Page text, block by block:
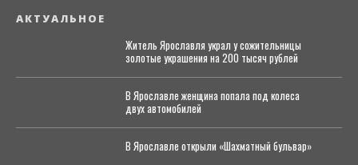
АКТУАЛЬНОЕ
Житель Ярославля украл у сожительницы
золотые украшения на 200 тысяч рублей
В Ярославле женщина попала под колеса
двух автомобилей
В Ярославле открыли «Шахматный бульвар»